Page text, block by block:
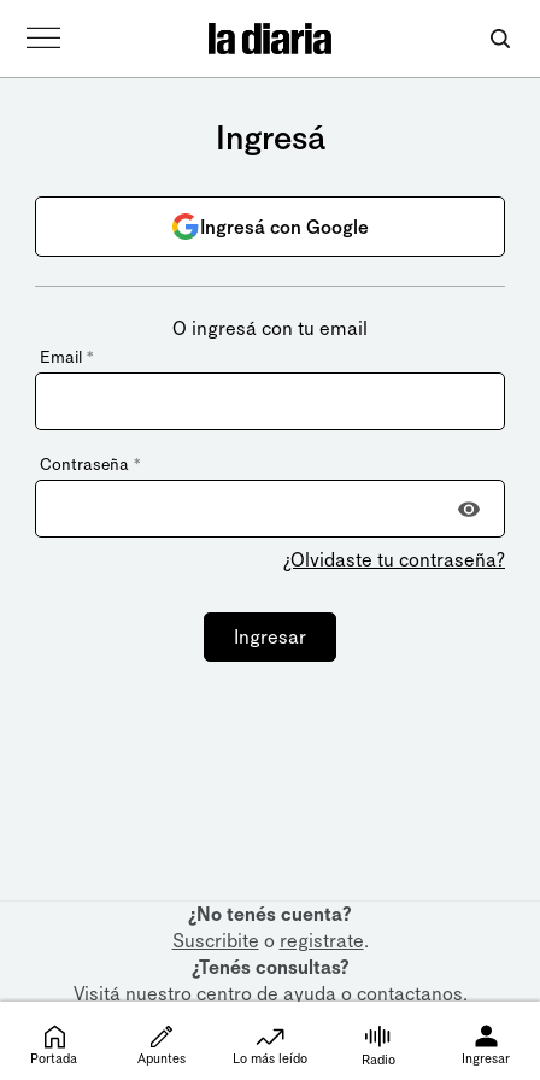
Ingresá
Ingresá con Google
O ingresá con tu email
Email *
Contraseña *
¿Olvidaste tu contraseña?
Ingresar
¿No tenés cuenta?
Suscribite o registrate.
¿Tenés consultas?
Visitá nuestrocentro de ayudaocontactanos.
Portada Apuntes Lo más leído Radio Ingresar